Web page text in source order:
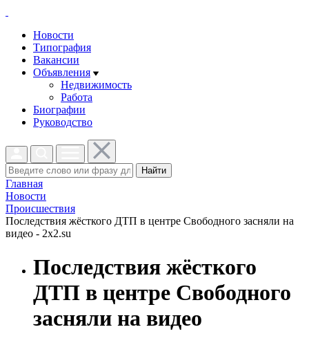
Новости
Типография
Вакансии
Объявления
Недвижимость
Работа
Биографии
Руководство
Найти
Главная
Новости
Проиcшествия
Последствия жёсткого ДТП в центре Свободного засняли на
видео - 2x2.su
Последствия жёсткого
ДТП в центре Свободного
засняли на видео